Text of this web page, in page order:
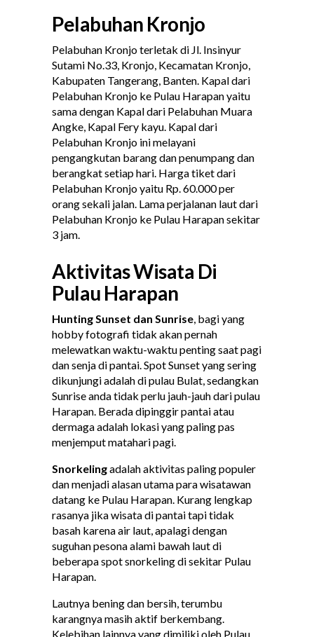
Pelabuhan Kronjo
Pelabuhan Kronjo terletak di Jl. Insinyur
Sutami No.33, Kronjo, Kecamatan Kronjo,
Kabupaten Tangerang, Banten. Kapal dari
Pelabuhan Kronjo ke Pulau Harapan yaitu
sama dengan Kapal dari Pelabuhan Muara
Angke, Kapal Fery kayu. Kapal dari
Pelabuhan Kronjo ini melayani
pengangkutan barang dan penumpang dan
berangkat setiap hari. Harga tiket dari
Pelabuhan Kronjo yaitu Rp. 60.000 per
orang sekali jalan. Lama perjalanan laut dari
Pelabuhan Kronjo ke Pulau Harapan sekitar
3 jam.
Aktivitas Wisata Di
Pulau Harapan
Hunting Sunset dan Sunrise, bagi yang
hobby fotografi tidak akan pernah
melewatkan waktu-waktu penting saat pagi
dan senja di pantai. Spot Sunset yang sering
dikunjungi adalah di pulau Bulat, sedangkan
Sunrise anda tidak perlu jauh-jauh dari pulau
Harapan. Berada dipinggir pantai atau
dermaga adalah lokasi yang paling pas
menjemput matahari pagi.
Snorkelingadalah aktivitas paling populer
dan menjadi alasan utama para wisatawan
datang ke Pulau Harapan. Kurang lengkap
rasanya jika wisata di pantai tapi tidak
basah karena air laut, apalagi dengan
suguhan pesona alami bawah laut di
beberapa spot snorkeling di sekitar Pulau
Harapan.
Lautnya bening dan bersih, terumbu
karangnya masih aktif berkembang.
Kelebihan lainnya yang dimiliki oleh Pulau